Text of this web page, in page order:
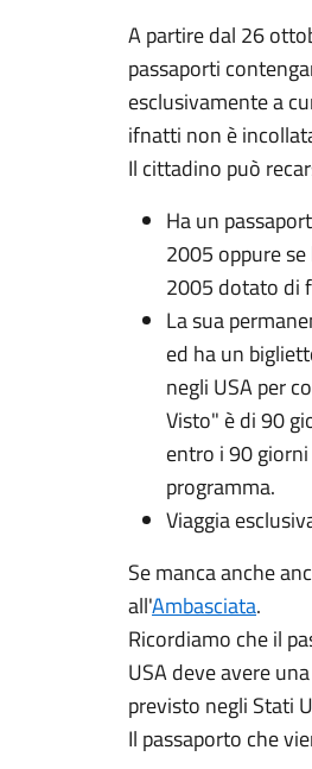
A partire dal 26
passaporti
esclusivamente a
ifnatti non è
Il cittadino può
Ha un
2005 oppure
2005 dotato di
La sua
ed ha un
negli USA per
Visto" è di 90
entro i 90
programma.
Viaggia
Se manca anche
all'Ambasciata.
Ricordiamo che il
USA deve avere
previsto negli Stati
Il passaporto che